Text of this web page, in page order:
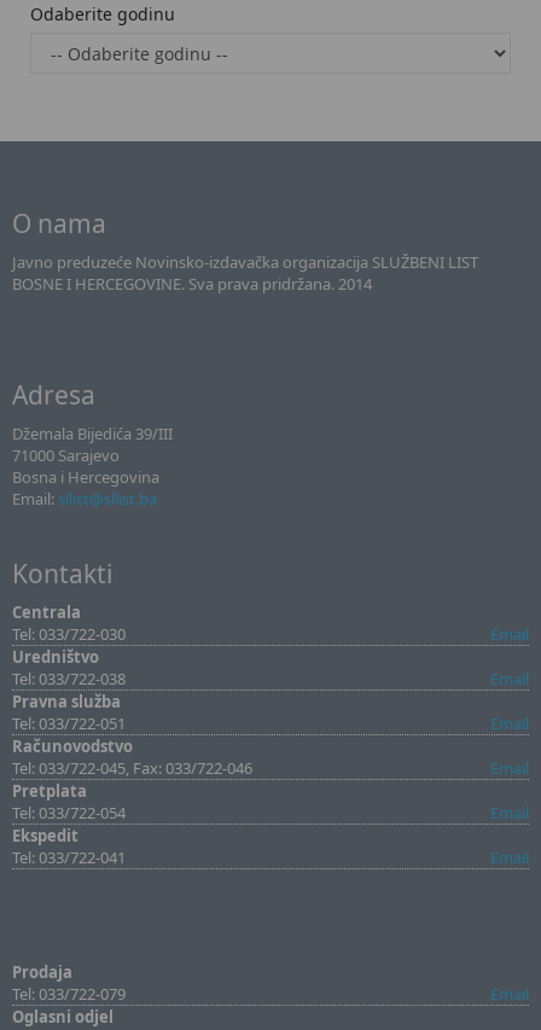
Odaberite godinu
O nama
Javno preduzeće Novinsko-izdavačka organizacija SLUŽBENI LIST
BOSNE I HERCEGOVINE. Sva prava pridržana. 2014
Adresa
Džemala Bijedića 39/III
71000 Sarajevo
Bosna i Hercegovina
Email: sllist@sllist.ba
Kontakti
Centrala
Tel: 033/722-030
Email
Uredništvo
Tel: 033/722-038
Email
Pravna služba
Tel: 033/722-051
Email
Računovodstvo
Tel: 033/722-045, Fax: 033/722-046
Email
Pretplata
Tel: 033/722-054
Email
Ekspedit
Tel: 033/722-041
Email
Prodaja
Tel: 033/722-079
Email
Oglasni odjel